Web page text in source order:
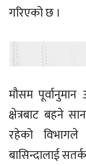
गरिएको छ ।
मौसम
क्षेत्रबाट बहने
रहेको विभागले
बासिन्दालाई